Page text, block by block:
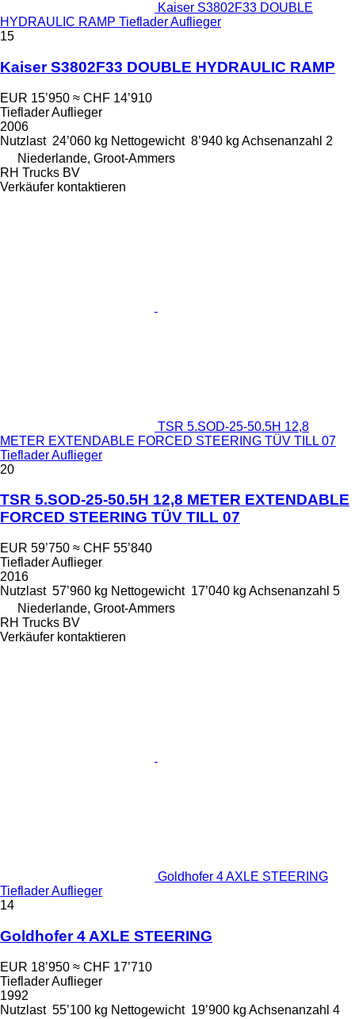
Kaiser S3802F33 DOUBLE
HYDRAULIC RAMP Tieflader Auflieger
15
Kaiser S3802F33 DOUBLE HYDRAULIC RAMP
EUR 15’950 ≈ CHF 14’910
Tieflader Auflieger
2006
Nutzlast 24’060 kg Nettogewicht 8’940 kg Achsenanzahl 2
Niederlande, Groot-Ammers
RH Trucks BV
Verkäufer kontaktieren
TSR 5.SOD-25-50.5H 12,8
METER EXTENDABLE FORCED STEERING TÜV TILL 07
Tieflader Auflieger
20
TSR 5.SOD-25-50.5H 12,8 METER EXTENDABLE
FORCED STEERING TÜV TILL 07
EUR 59’750 ≈ CHF 55’840
Tieflader Auflieger
2016
Nutzlast 57’960 kg Nettogewicht 17’040 kg Achsenanzahl 5
Niederlande, Groot-Ammers
RH Trucks BV
Verkäufer kontaktieren
Goldhofer 4 AXLE STEERING
Tieflader Auflieger
14
Goldhofer 4 AXLE STEERING
EUR 18’950 ≈ CHF 17’710
Tieflader Auflieger
1992
Nutzlast 55’100 kg Nettogewicht 19’900 kg Achsenanzahl 4